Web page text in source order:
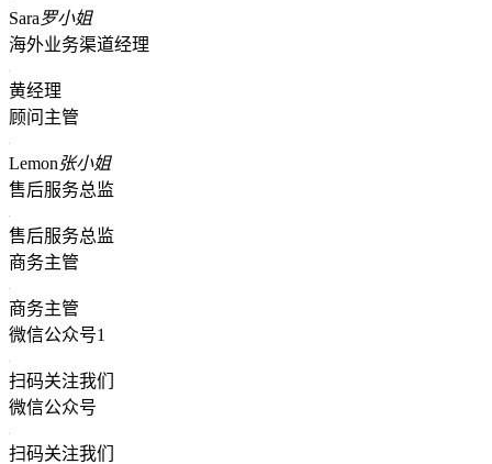
Sara罗小姐
海外业务渠道经理
黄经理
顾问主管
Lemon张小姐
售后服务总监
售后服务总监
商务主管
商务主管
微信公众号1
扫码关注我们
微信公众号
扫码关注我们